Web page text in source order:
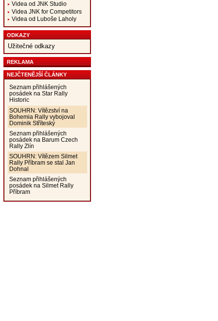
Videa od JNK Studio
Videa JNK for Competitors
Videa od Luboše Laholy
ODKAZY
Užitečné odkazy
REKLAMA
NEJČTENĚJŠÍ ČLÁNKY
Seznam přihlášených
posádek na Star Rally
Historic
SOUHRN: Vítězství na
Bohemia Rally vybojoval
Dominik Stříteský
Seznam přihlášených
posádek na Barum Czech
Rally Zlín
SOUHRN: Vítězem Silmet
Rally Příbram se stal Jan
Dohnal
Seznam přihlášených
posádek na Silmet Rally
Příbram